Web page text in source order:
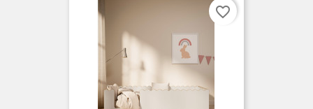
favorite_border